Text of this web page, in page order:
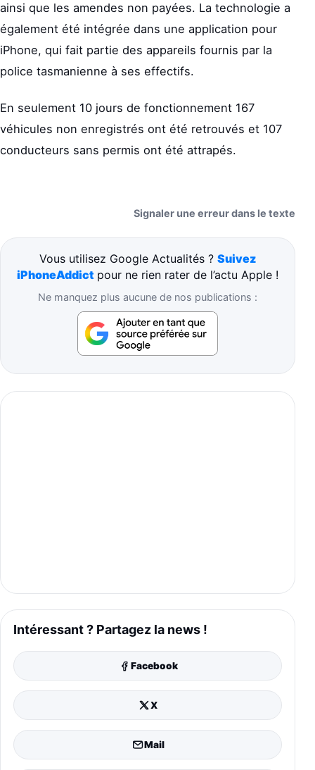
ainsi que les amendes non payées. La technologie a
également été intégrée dans une application pour
iPhone, qui fait partie des appareils fournis par la
police tasmanienne à ses effectifs.
En seulement 10 jours de fonctionnement 167
véhicules non enregistrés ont été retrouvés et 107
conducteurs sans permis ont été attrapés.
Signaler une erreur dans le texte
Vous utilisez Google Actualités ? Suivez
iPhoneAddict pour ne rien rater de l’actu Apple !
Ne manquez plus aucune de nos publications :
Intéressant ? Partagez la news !
Facebook
X
Mail